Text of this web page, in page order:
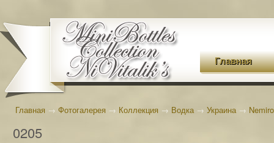
Главная
Главная → Фотогалерея → Коллекция → Водка→ Украина→
0205